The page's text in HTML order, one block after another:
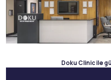
Doku Clinic ile